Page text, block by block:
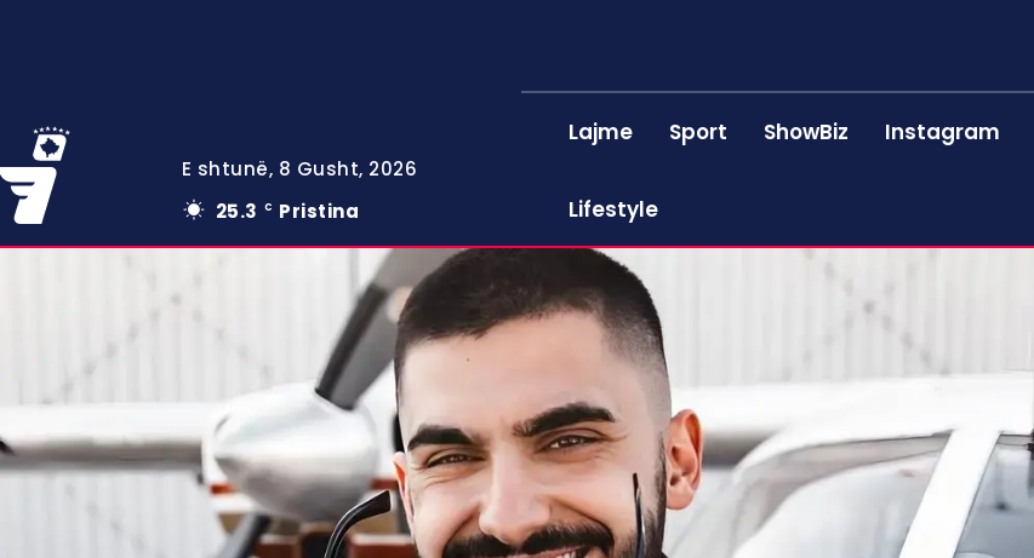
E shtunë, 8 Gusht, 2026
25.3
C Pristina
Lajme Sport ShowBiz Instagram
Lifestyle